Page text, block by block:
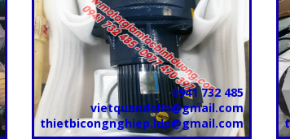
0941 732 485
vietquandolin@gmail.com
thietbicongnghiep.ldp@gmail.com